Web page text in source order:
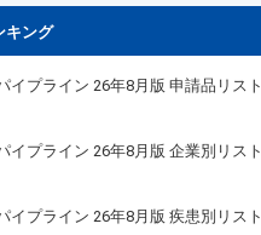
キング
イプライン 26年8月版 申請品リスト
イプライン 26年8月版 企業別リスト
イプライン 26年8月版 疾患別リスト